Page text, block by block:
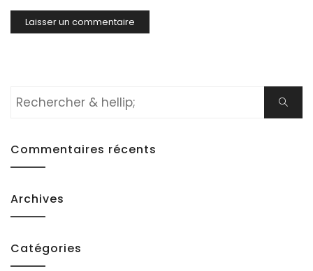
Rechercher:
Commentaires récents
Archives
Catégories